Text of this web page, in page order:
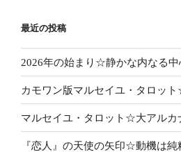
ン
最近の投稿
2026年の始まり☆静かな内なる中
カモワン版マルセイユ・タロッ
マルセイユ・タロット☆大アルカ
『恋人』の天使の矢印☆動機は純